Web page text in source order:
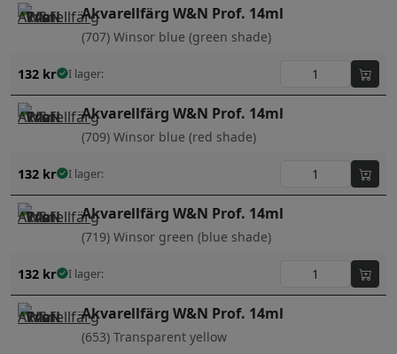
Akvarellfärg W&N Prof. 14ml
(707) Winsor blue (green shade)
132 kr I lager:
Akvarellfärg W&N Prof. 14ml
(709) Winsor blue (red shade)
132 kr I lager:
Akvarellfärg W&N Prof. 14ml
(719) Winsor green (blue shade)
132 kr I lager:
Akvarellfärg W&N Prof. 14ml
(653) Transparent yellow